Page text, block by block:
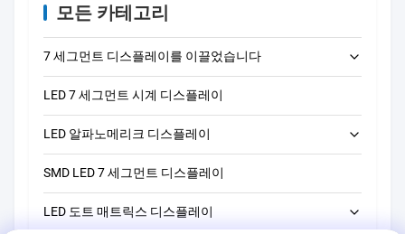
모든 카테고리
7 세그먼트 디스플레이를 이끌었습니다
LED 단자리 7개 세그먼트 디스플레이
LED 2자리 7세그먼트 디스플레이
LED 3자리 7개 세그먼트 디스플레이
LED 4자리 7개 세그먼트 디스플레이
LED 7 세그먼트 시계 디스플레이
LED 알파노메리크 디스플레이
14 세그먼트 LED 알파노메리크 디스플레이
16 세그먼트 LED 알파노메리크 디스플레이
SMD LED 7 세그먼트 디스플레이
LED 도트 매트릭스 디스플레이